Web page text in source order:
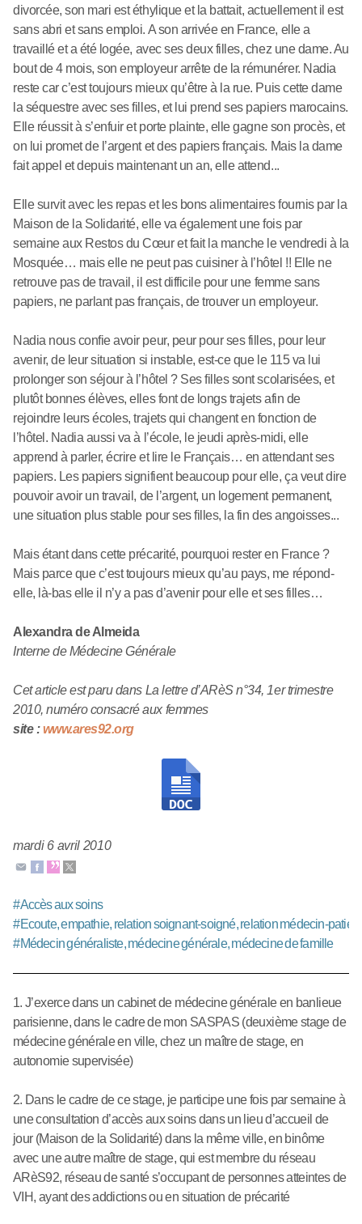
divorcée, son mari est éthylique et la battait, actuellement il est
sans abri et sans emploi. A son arrivée en France, elle a
travaillé et a été logée, avec ses deux filles, chez une dame. Au
bout de 4 mois, son employeur arrête de la rémunérer. Nadia
reste car c’est toujours mieux qu’être à la rue. Puis cette dame
la séquestre avec ses filles, et lui prend ses papiers marocains.
Elle réussit à s’enfuir et porte plainte, elle gagne son procès, et
on lui promet de l’argent et des papiers français. Mais la dame
fait appel et depuis maintenant un an, elle attend...
Elle survit avec les repas et les bons alimentaires fournis par la
Maison de la Solidarité, elle va également une fois par
semaine aux Restos du Cœur et fait la manche le vendredi à la
Mosquée… mais elle ne peut pas cuisiner à l’hôtel !! Elle ne
retrouve pas de travail, il est difficile pour une femme sans
papiers, ne parlant pas français, de trouver un employeur.
Nadia nous confie avoir peur, peur pour ses filles, pour leur
avenir, de leur situation si instable, est-ce que le 115 va lui
prolonger son séjour à l’hôtel ? Ses filles sont scolarisées, et
plutôt bonnes élèves, elles font de longs trajets afin de
rejoindre leurs écoles, trajets qui changent en fonction de
l’hôtel. Nadia aussi va à l’école, le jeudi après-midi, elle
apprend à parler, écrire et lire le Français… en attendant ses
papiers. Les papiers signifient beaucoup pour elle, ça veut dire
pouvoir avoir un travail, de l’argent, un logement permanent,
une situation plus stable pour ses filles, la fin des angoisses...
Mais étant dans cette précarité, pourquoi rester en France ?
Mais parce que c’est toujours mieux qu’au pays, me répond-
elle, là-bas elle il n’y a pas d’avenir pour elle et ses filles…
Alexandra de Almeida
Interne de Médecine Générale
Cet article est paru dans La lettre d’ARèS n°34, 1er trimestre
2010, numéro consacré aux femmes
site :www.ares92.org
mardi 6 avril 2010
#Accès aux soins
#Ecoute, empathie, relation soignant-soigné, relation médecin-
#Médecin généraliste, médecine générale, médecine de famille
1. J’exerce dans un cabinet de médecine générale en banlieue
parisienne, dans le cadre de mon SASPAS (deuxième stage de
médecine générale en ville, chez un maître de stage, en
autonomie supervisée)
2. Dans le cadre de ce stage, je participe une fois par semaine à
une consultation d’accès aux soins dans un lieu d’accueil de
jour (Maison de la Solidarité) dans la même ville, en binôme
avec une autre maître de stage, qui est membre du réseau
ARèS92, réseau de santé s’occupant de personnes atteintes de
VIH, ayant des addictions ou en situation de précarité